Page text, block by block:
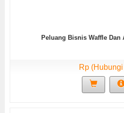
Peluang Bisnis Waffle Dan
Rp